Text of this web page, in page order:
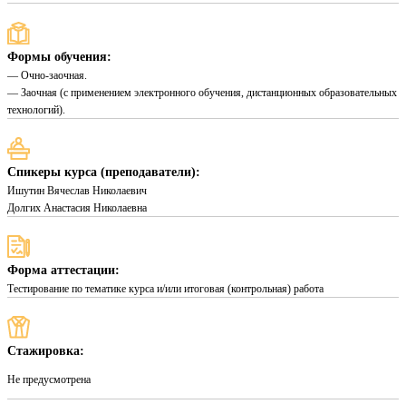
Формы обучения:
— Очно-заочная.
— Заочная (с применением электронного обучения, дистанционных образовательных
технологий).
Спикеры курса (преподаватели):
Ишутин Вячеслав Николаевич
Долгих Анастасия Николаевна
Форма аттестации:
Тестирование по тематике курса и/или итоговая (контрольная) работа
Стажировка:
Не предусмотрена